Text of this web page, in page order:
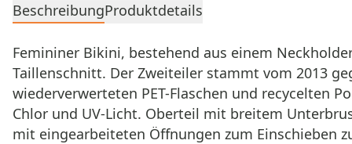
BeschreibungProduktdetails
Femininer Bikini, bestehend aus einem
Taillenschnitt. Der Zweiteiler stammt vom 2013
wiederverwerteten PET-Flaschen und recycelten
Chlor und UV-Licht. Oberteil mit breitem
mit eingearbeiteten Öffnungen zum Einschieben